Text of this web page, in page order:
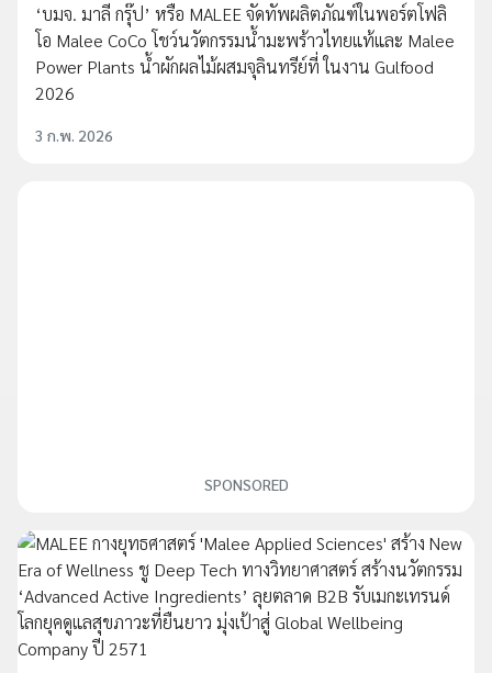
‘บมจ. มาลี กรุ๊ป’ หรือ MALEE จัดทัพผลิตภัณฑ์ในพอร์ตโฟลิ
โอ Malee CoCo โชว์นวัตกรรมน้ำมะพร้าวไทยแท้และ Malee
Power Plants น้ำผักผลไม้ผสมจุลินทรีย์ที่ ในงาน Gulfood
2026
3 ก.พ. 2026
SPONSORED